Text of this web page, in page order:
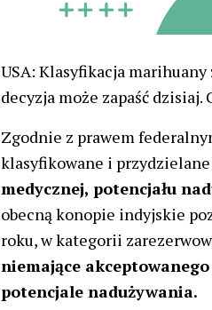
USA: Klasyfikacja
decyzja może zapaść dzisiaj.
Zgodnie z prawem
klasyfikowane i
medycznej, potencjału
obecną konopie indyjskie
roku, w kategorii
niemające
potencjale nadużywania.